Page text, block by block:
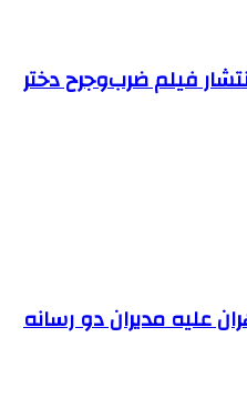
فیلم ضرب‌وجرح دختر
علیه مدیران دو رسانه